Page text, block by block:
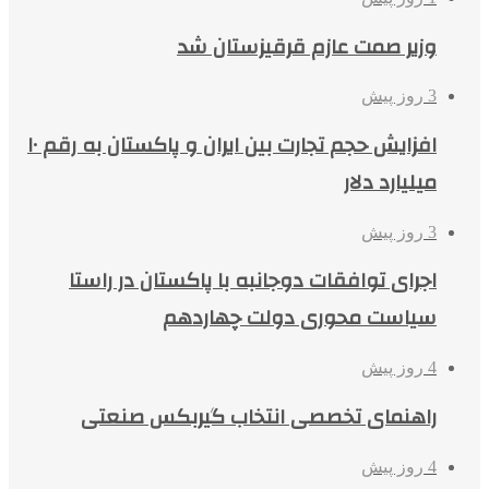
وزیر صمت عازم قرقیزستان شد
3 روز پیش
افزایش حجم تجارت بین ایران و پاکستان به رقم ۱۰
میلیارد دلار
3 روز پیش
اجرای توافقات دوجانبه با پاکستان در راستا
سیاست محوری دولت چهاردهم
4 روز پیش
راهنمای تخصصی انتخاب گیربکس صنعتی
4 روز پیش